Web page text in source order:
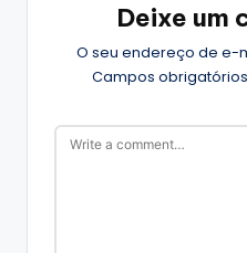
Deixe um
O seu endereço de e-
Campos